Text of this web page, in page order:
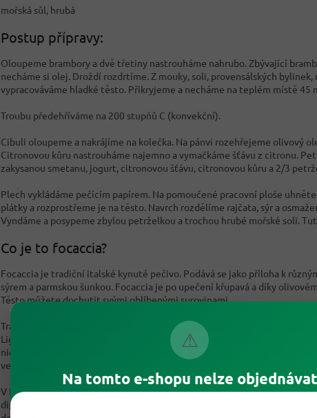
⚠
Na tomto e-shopu nelze objednávat
mořská sůl, hrubá
Postup přípravy:
Oloupeme brambory a dvě třetiny nastrouháme nahrubo. Zbývající
necháme si olej. Droždí rozdrtíme. Z mouky, soli, provensálských
vypracováváme hladké těsto. Přikryjeme a necháme na teplém místě 45
Troubu předehříváme na 200 stupňů C (konvekční).
Cibuli oloupeme a nakrájíme na kolečka. Na pánvi rozehřejeme olivový
Citronovou kůru nastrouháme najemno a vymačkáme šťávu z citronu.
zakysanou smetanu, jogurt, citronovou šťávu, citronovou kůru a 2/3
Plech vykládáme pečícím papírem. Na pomoučené pracovní ploše
plátky a rozprostřeme je na těsto. Navrch rozdělíme rajčata, sýr a
Vyndáme a posypeme zbylou petrželkou a trochou hrubé mořské soli.
Co je to focaccia?
Focaccia je tradiční italské kynuté pečivo. Podává se jako příloha k
sýrem a parmskou šunkou. Focaccia je po upečení křupavá a díky
Těsto můžete dochutit svými oblíbenými surovinami.
Tradičně se focaccia vytváří z kynutého těsta obsahujícího mouku, vodu,
Ligurii, která je domovem tohoto plochého chleba. Nicméně v Itálii
nichž některé mají prastaré kořeny v Římě. V Toskánsku se například
verzi -focaccina.
V Bari přidávají do těsta focaccie sádlo a česnek a poté ji zdobí rajčaty,
dipem. V Kampánii zase tvarují těsto do prstence, což se nazývá